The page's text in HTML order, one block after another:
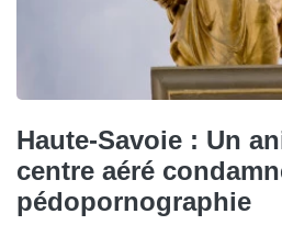
Haute-Savoie : Un
centre aéré
pédopornographie